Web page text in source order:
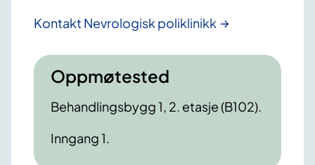
Kontakt Nevrologisk poliklinikk
Oppmøtested
Behandlingsbygg 1, 2. etasje (B102).
Inngang 1.